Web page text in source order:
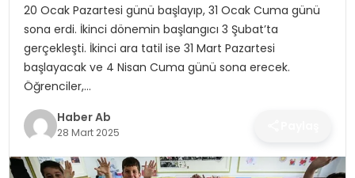
SAĞLIK
MAGAZIN
20 Ocak Pazartesi günü başlayıp, 31 Ocak Cuma günü
sona erdi. İkinci dönemin başlangıcı 3 Şubat’ta
gerçekleşti. İkinci ara tatil ise 31 Mart Pazartesi
başlayacak ve 4 Nisan Cuma günü sona erecek.
Öğrenciler,…
Haber Ab
28 Mart 2025